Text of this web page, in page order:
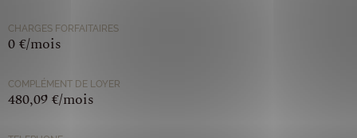
CHARGES FORFAITAIRES
0 €/mois
COMPLÉMENT DE LOYER
480,09 €/mois